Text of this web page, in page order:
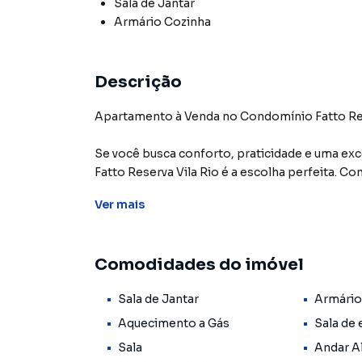
Sala de Jantar
Armário Cozinha
Descrição
Apartamento à Venda no Condomínio Fatto
Se você busca conforto, praticidade e uma
Fatto Reserva Vila Rio é a escolha perfeita.
fogão embutido, traz praticidade para o dia a
Lazer Completo no Condomínio O
Piscina adulto e infantil, perfeitas para
Espaço pet, um ambiente dedicado para seu
Ver mais
Comodidades do imóvel
Sala de Jantar
Aquecimento a Gás
Sala de
Sala
Andar